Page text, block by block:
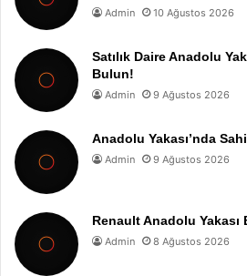
Admin 10 Ağustos 2026
Satılık Daire Anadolu
Bulun!
Admin 9 Ağustos 2026
Anadolu Yakası’nda
Admin 9 Ağustos 2026
Renault Anadolu Yakası
Admin 8 Ağustos 2026